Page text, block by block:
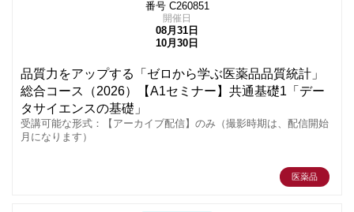
番号 C260851
開催日
08月31日
10月30日
品質力をアップする「ゼロから学ぶ医薬品品質統計」
総合コース（2026）【A1セミナー】共通基礎1「デー
タサイエンスの基礎」
受講可能な形式：【アーカイブ配信】のみ（撮影時期は、配信開始
月になります）
医薬品